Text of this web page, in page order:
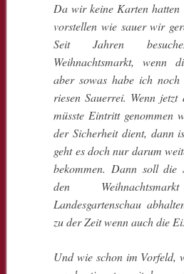
Da wir keine Karten hatten
vorstellen wie sauer wir
Seit Jahren
Weihnachtsmarkt, wenn
aber sowas habe ich
riesen Sauerrei. Wenn
müsste Eintritt genommen
der Sicherheit dient, dann
geht es doch nur darum
bekommen. Dann soll die
den
Landesgartenschau
zu der Zeit wenn auch die
Und wie schon im Vorfeld,